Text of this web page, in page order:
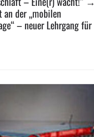
der „mobilen
– neuer Lehrgang für